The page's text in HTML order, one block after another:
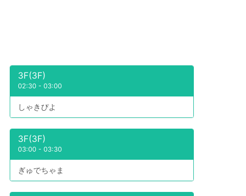
3F(3F)
02:30- 03:00
しゃきぴよ
3F(3F)
03:00- 03:30
ぎゅでちゃま